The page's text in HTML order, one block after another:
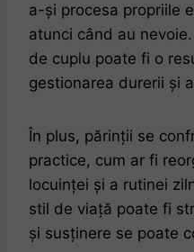
a-și procesa propriile
atunci când au
de cuplu poate fi o
gestionarea durerii și
În plus, părinții se
practice, cum ar fi
locuinței și a rutinei
stil de viață poate fi
și susținere se poate